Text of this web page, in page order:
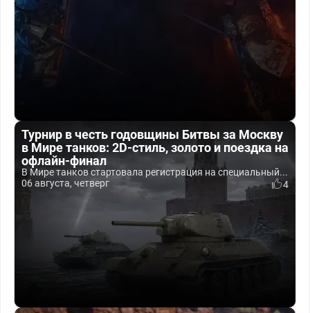
Турнир в честь годовщины Битвы за Москву
в Мире танков: 2D-стиль, золото и поездка на
офлайн-финал
В Мире танков стартовала регистрация на специальный...
06 августа, четверг
4